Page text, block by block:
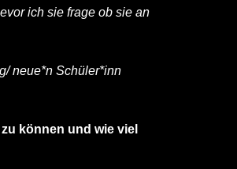
ich sie frage ob sie an
neue*n Schüler*inn
können und wie viel